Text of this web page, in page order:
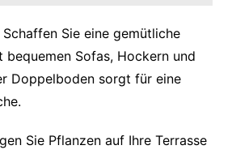
Schaffen Sie eine gemütliche
bequemen Sofas, Hockern und
Doppelboden sorgt für eine
Sie Pflanzen auf Ihre Terrasse